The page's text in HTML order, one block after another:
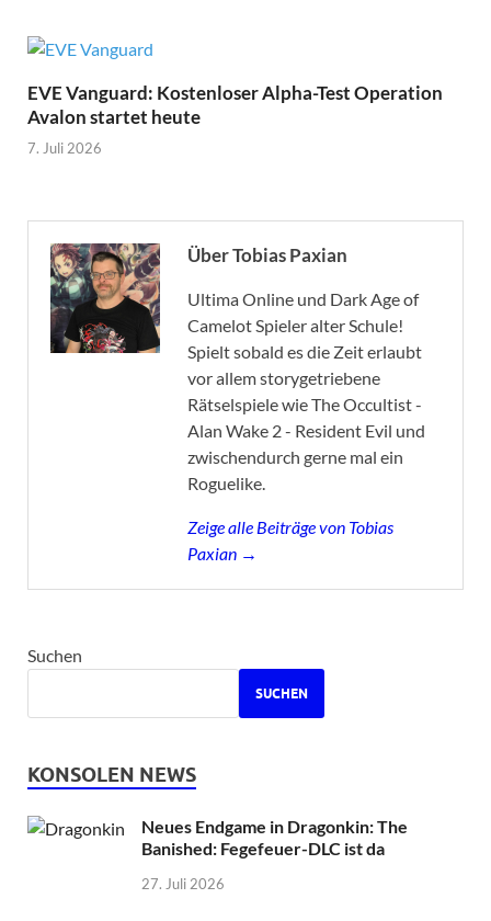
EVE Vanguard: Kostenloser Alpha-Test Operation
Avalon startet heute
7. Juli 2026
Über Tobias Paxian
Ultima Online und Dark Age of
Camelot Spieler alter Schule!
Spielt sobald es die Zeit erlaubt
vor allem storygetriebene
Rätselspiele wie The Occultist -
Alan Wake 2 - Resident Evil und
zwischendurch gerne mal ein
Roguelike.
Zeige alle Beiträge von Tobias
Paxian →
Suchen
SUCHEN
KONSOLEN NEWS
Neues Endgame in Dragonkin: The
Banished: Fegefeuer-DLC ist da
27. Juli 2026